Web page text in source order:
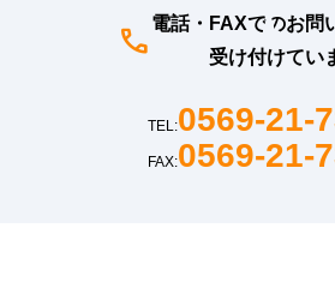
電話・FAXでのお問
受け付けてい
TEL:0569-21-
FAX:0569-21-